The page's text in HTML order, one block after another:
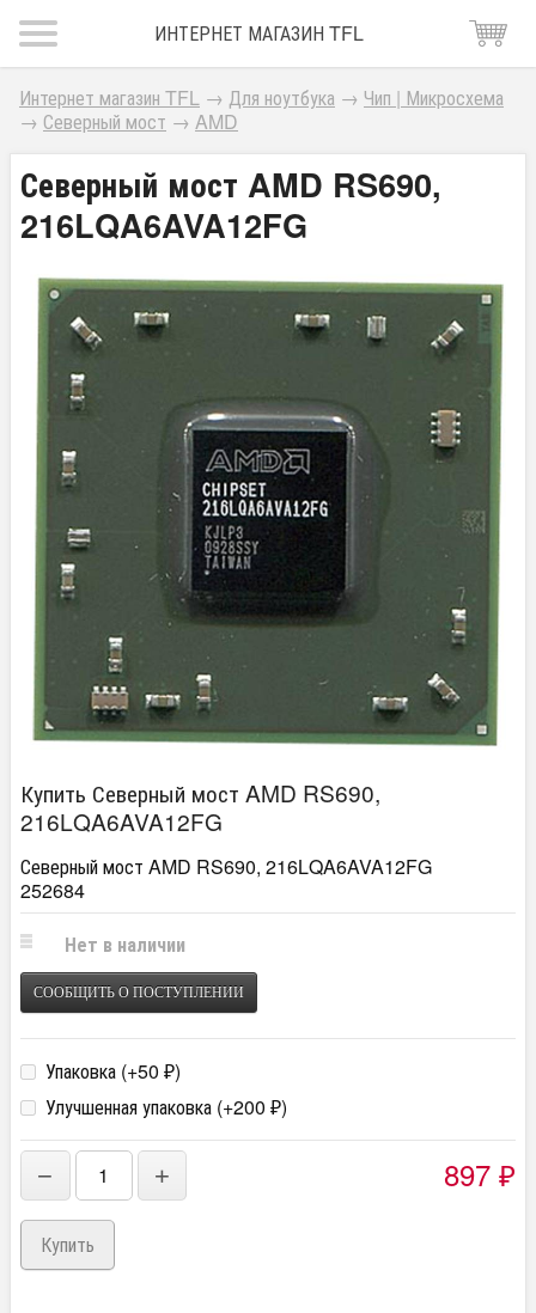
ИНТЕРНЕТ МАГАЗИН TFL
Интернет магазин TFL → Для ноутбука → Чип | Микросхема
→ Северный мост → AMD
Северный мост AMD RS690,
216LQA6AVA12FG
Купить Северный мост AMD RS690,
216LQA6AVA12FG
Северный мост AMD RS690, 216LQA6AVA12FG
252684
Нет в наличии
СООБЩИТЬ О ПОСТУПЛЕНИИ
Упаковка (+50 ₽)
Улучшенная упаковка (+200 ₽)
− + 897 ₽